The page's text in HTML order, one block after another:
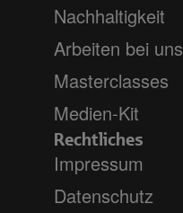
Nachhaltigkeit
Arbeiten bei uns
Masterclasses
Medien-Kit
Rechtliches
Impressum
Datenschutz